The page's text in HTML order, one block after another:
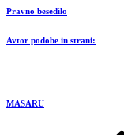
Pravno besedilo
Avtor podobe in strani:
MASARU